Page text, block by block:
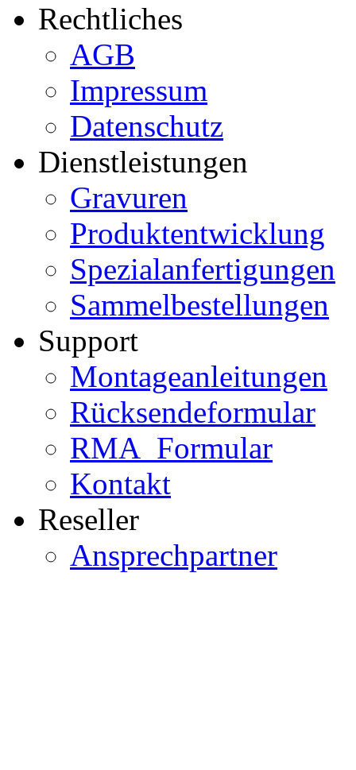
Rechtliches
AGB
Impressum
Datenschutz
Dienstleistungen
Gravuren
Produktentwicklung
Spezialanfertigungen
Sammelbestellungen
Support
Montageanleitungen
Rücksendeformular
RMA_Formular
Kontakt
Reseller
Ansprechpartner